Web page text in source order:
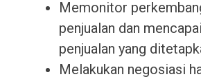
Memonitor
penjualan dan
penjualan yang
Melakukan negosiasi